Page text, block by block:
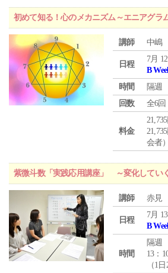
初めて知る！心のメカニズム～エニアグラ
講師 中嶋
日程
7月
B
時間
隔週
回数
全6回
料金
会者）
紫微斗数「実践応用講座」 ～変化してい
講師 赤見
日程
7月
B
時間
隔週
13：
（1